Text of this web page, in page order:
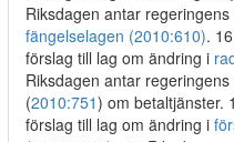
Riksdagen antar
fängelselagen (2010:610).
förslag till lag om ändring i
Riksdagen antar
(2010:751) om betaltjänster.
förslag till lag om ändring i